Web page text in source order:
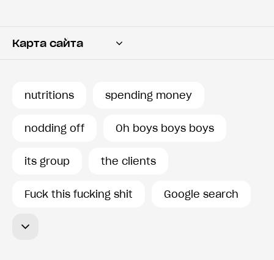
Карта сайта
nutritions spending money
nodding off Oh boys boys boys
its group the clients
Fuck this fucking shit Google search